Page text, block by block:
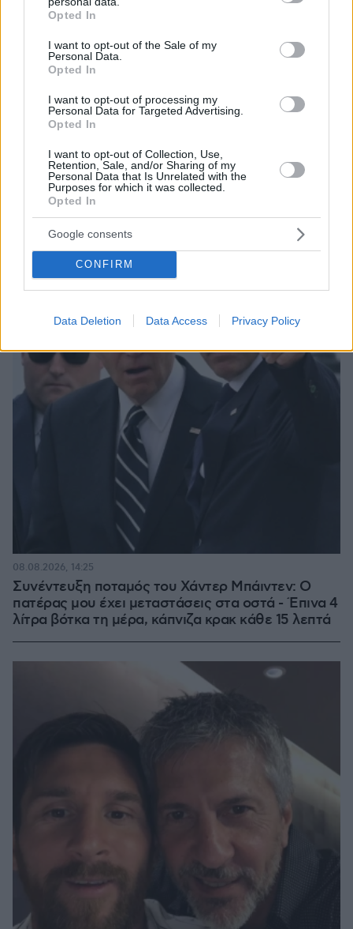
grant or deny consent to Google and its third-party tags to
use your data for below specified purposes in below Google
consent section.
Opted In
I want to opt-out of the Sale of my
Personal Data.
Opted In
I want to opt-out of processing my
Personal Data for Targeted Advertising.
Opted In
I want to opt-out of Collection, Use,
Retention, Sale, and/or Sharing of my
Personal Data that Is Unrelated with the
Purposes for which it was collected.
Opted In
Google consents
CONFIRM
Data Deletion Data Access Privacy Policy
Από τη Μόρια στον γάμο, τη ΜΚΟ και την
κατηγορία για φόνο: Η σκοτεινή διαδρομή του
26χρονου Αφγανού που σκότωσε τη Βρετανίδα
στην Κυψέλη
08.08.2026, 12:18
Συνέντευξη ποταμός του Χάντερ Μπάιντεν: Ο
πατέρας μου έχει μεταστάσεις στα οστά - Έπινα 4
λίτρα βότκα τη μέρα, κάπνιζα κρακ κάθε 15 λεπτά
08.08.2026, 14:25